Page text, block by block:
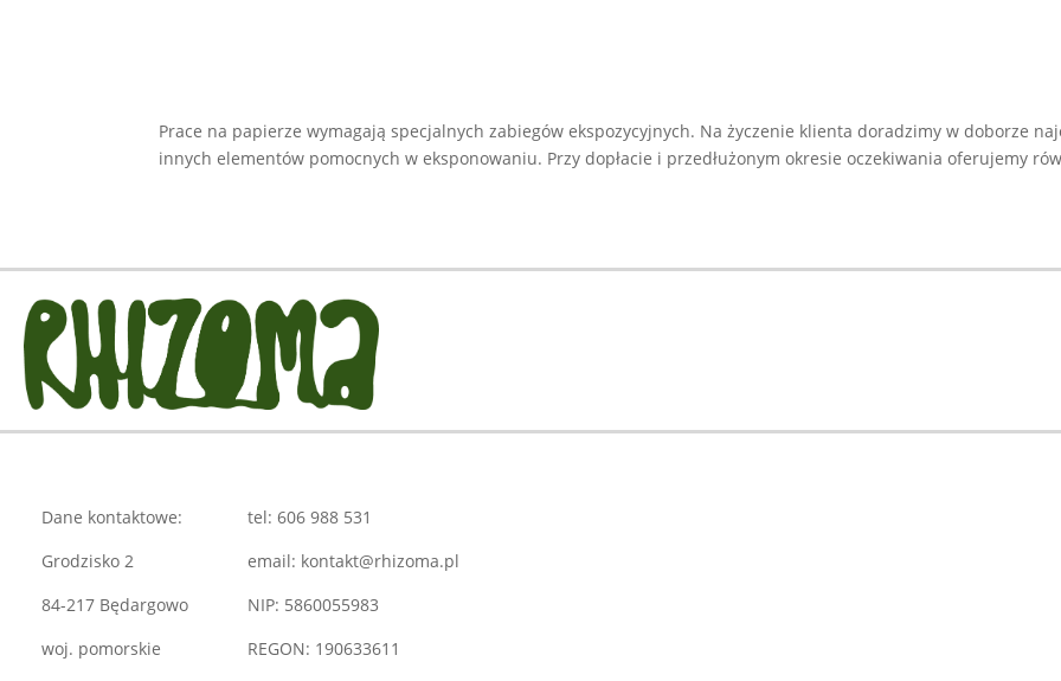
Prace na papierze wymagają specjalnych zabiegów ekspozycyjnych. Na życzenie klienta doradzimy w doborze
innych elementów pomocnych w eksponowaniu. Przy dopłacie i przedłużonym okresie oczekiwania oferujemy
Dane kontaktowe:
Grodzisko 2
84-217 Będargowo
woj. pomorskie
tel: 606 988 531
email: kontakt@rhizoma.pl
NIP: 5860055983
REGON: 190633611